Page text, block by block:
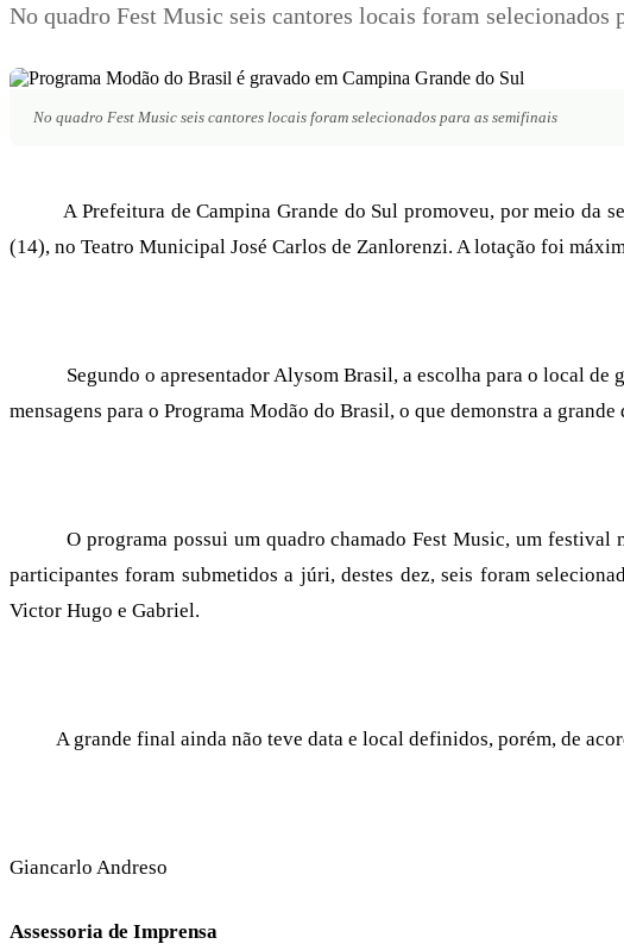
No quadro Fest Music seis cantores locais foram selecionados
No quadro Fest Music seis cantores locais foram selecionados para as semifinais
A Prefeitura de Campina Grande do Sul promoveu, por meio da
(14), no Teatro Municipal José Carlos de Zanlorenzi. A lotação foi
Segundo o apresentador Alysom Brasil, a escolha para o local de
mensagens para o Programa Modão do Brasil, o que demonstra a
O programa possui um quadro chamado Fest Music, um festival
participantes foram submetidos a júri, destes dez, seis foram
Victor Hugo e Gabriel.
A grande final ainda não teve data e local definidos, porém, de
Giancarlo Andreso
Assessoria de Imprensa